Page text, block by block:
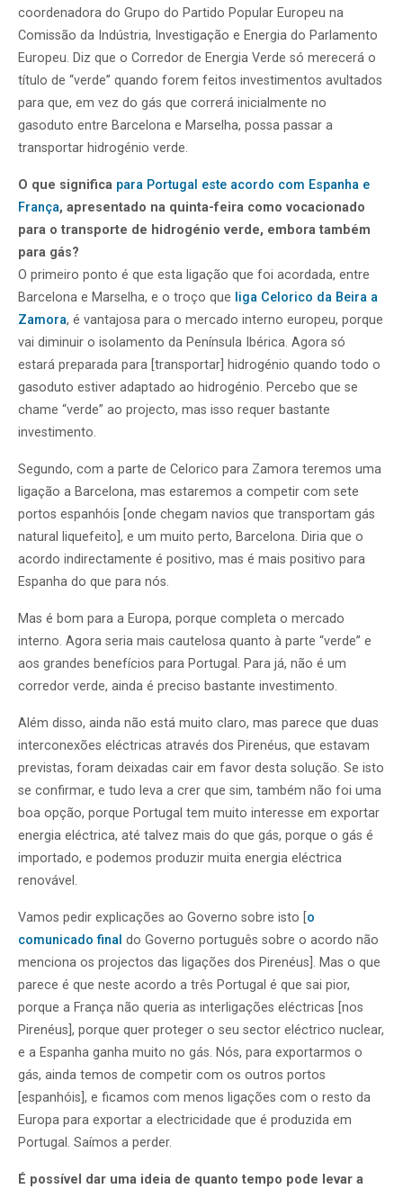
coordenadora do Grupo do Partido Popular Europeu na
Comissão da Indústria, Investigação e Energia do Parlamento
Europeu. Diz que o Corredor de Energia Verde só merecerá o
título de “verde” quando forem feitos investimentos avultados
para que, em vez do gás que correrá inicialmente no
gasoduto entre Barcelona e Marselha, possa passar a
transportar hidrogénio verde.
O que significa para Portugal este acordo com Espanha e
França, apresentado na quinta-feira como vocacionado
para o transporte de hidrogénio verde, embora também
para gás?
O primeiro ponto é que esta ligação que foi acordada, entre
Barcelona e Marselha, e o troço que liga Celorico da Beira a
Zamora, é vantajosa para o mercado interno europeu, porque
vai diminuir o isolamento da Península Ibérica. Agora só
estará preparada para [transportar] hidrogénio quando todo o
gasoduto estiver adaptado ao hidrogénio. Percebo que se
chame “verde” ao projecto, mas isso requer bastante
investimento.
Segundo, com a parte de Celorico para Zamora teremos uma
ligação a Barcelona, mas estaremos a competir com sete
portos espanhóis [onde chegam navios que transportam gás
natural liquefeito], e um muito perto, Barcelona. Diria que o
acordo indirectamente é positivo, mas é mais positivo para
Espanha do que para nós.
Mas é bom para a Europa, porque completa o mercado
interno. Agora seria mais cautelosa quanto à parte “verde” e
aos grandes benefícios para Portugal. Para já, não é um
corredor verde, ainda é preciso bastante investimento.
Além disso, ainda não está muito claro, mas parece que duas
interconexões eléctricas através dos Pirenéus, que estavam
previstas, foram deixadas cair em favor desta solução. Se isto
se confirmar, e tudo leva a crer que sim, também não foi uma
boa opção, porque Portugal tem muito interesse em exportar
energia eléctrica, até talvez mais do que gás, porque o gás é
importado, e podemos produzir muita energia eléctrica
renovável.
Vamos pedir explicações ao Governo sobre isto [ o
comunicado final do Governo português sobre o acordo não
menciona os projectos das ligações dos Pirenéus]. Mas o que
parece é que neste acordo a três Portugal é que sai pior,
porque a França não queria as interligações eléctricas [nos
Pirenéus], porque quer proteger o seu sector eléctrico nuclear,
e a Espanha ganha muito no gás. Nós, para exportarmos o
gás, ainda temos de competir com os outros portos
[espanhóis], e ficamos com menos ligações com o resto da
Europa para exportar a electricidade que é produzida em
Portugal. Saímos a perder.
É possível dar uma ideia de quanto tempo pode levar a